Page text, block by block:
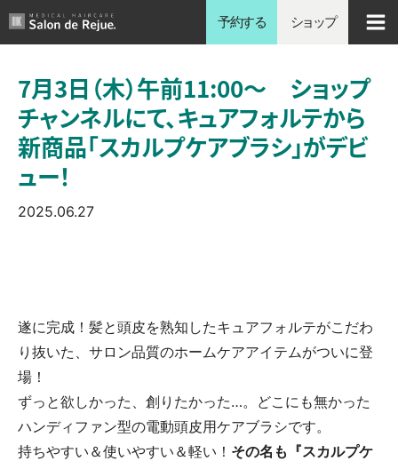
内
予約する ショップ
7月3日（木）午前11:00〜 ショップ
チャンネルにて、キュアフォルテから
新商品「スカルプケアブラシ」がデビ
ュー！
2025.06.27
遂に完成！髪と頭皮を熟知したキュアフォルテがこだわ
り抜いた、サロン品質のホームケアアイテムがついに登
場！
ずっと欲しかった、創りたかった…。どこにも無かった
ハンディファン型の電動頭皮用ケアブラシです。
持ちやすい＆使いやすい＆軽い！ その名も『スカルプケ